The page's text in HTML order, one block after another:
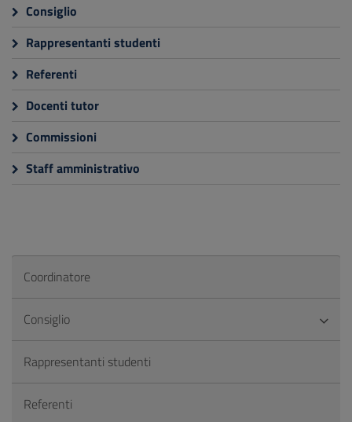
Consiglio
Rappresentanti studenti
Referenti
Docenti tutor
Commissioni
Staff amministrativo
Coordinatore
Consiglio
Rappresentanti studenti
Referenti